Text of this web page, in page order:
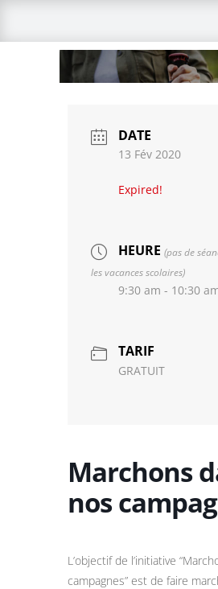
DATE
13 Fév 2020
Expired!
HEURE (pas de
les vacances scolaires)
9:30 am - 10:30
TARIF
GRATUIT
Marchons
nos
L’objectif de l’initiative
campagnes” est de faire